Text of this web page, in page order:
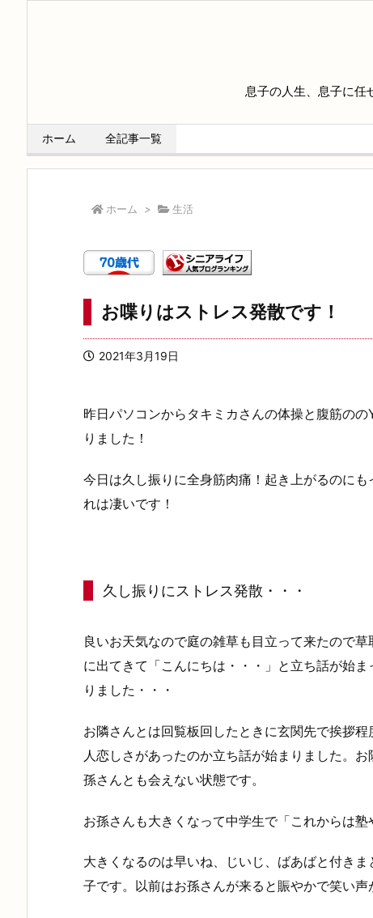
息子の人生、息子に任
ホーム 全記事一覧
ホーム > 生活
お喋りはストレス発散です！
2021年3月19日
昨日パソコンからタキミカさんの体操と腹筋の
りました！
今日は久し振りに全身筋肉痛！起き上がるのに
れは凄いです！
久し振りにストレス発散・・・
良いお天気なので庭の雑草も目立って来たので
に出てきて「こんにちは・・・」と立ち話が始
りました・・・
お隣さんとは回覧板回したときに玄関先で挨拶
人恋しさがあったのか立ち話が始まりました。
孫さんとも会えない状態です。
お孫さんも大きくなって中学生で「これからは
大きくなるのは早いね、じいじ、ばあばと付き
子です。以前はお孫さんが来ると賑やかで笑い声